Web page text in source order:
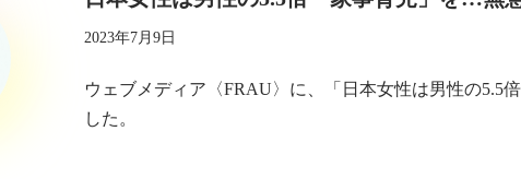
2023年7月9日
ウェブメディア〈FRAU〉に、「日本女性は男性の5.5
した。